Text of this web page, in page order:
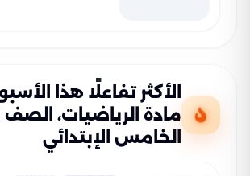
الأكثر تفاعلًا هذا
مادة الرياضيات،
الخامس الإبتدائي